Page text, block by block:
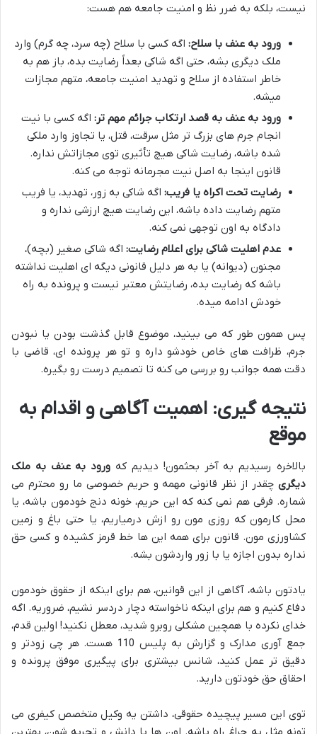
نیست، بلکه به ضرر نظ و امنیت جامعه هم هست:
ورود به عنف با سلاح: اگه کسی با سلاح (چه سرد، چه گرم) وارد
ملک دیگری بشه، حتی اگه شاکی بعداً رضایت بده، باز هم به
خاطر استفاده از سلاح و تهدید امنیت جامعه، متهم مجازات
میشه.
ورود به عنف به قصد ارتکاب جرائم مهم تر: اگه کسی با نیت
انجام جرم های بزرگ تر مثل سرقت، قتل، یا تجاوز وارد ملکی
شده باشه، رضایت شاکی هیچ تأثیری توی مجازاتش نداره.
قانون اینجا به اصل نیت مجرمانه توجه می کنه.
رضایت تحت اکراه یا فریب: اگه شاکی به زور، تهدید، یا فریب
متهم رضایت داده باشه، این رضایت هیچ ارزشی نداره و
دادگاه به اون توجهی نمی کنه.
عدم اهلیت شاکی برای اعلام رضایت: اگه شاکی صغیر (بچه)،
مجنون (دیوانه) یا به هر دلیل قانونی دیگه ای اهلیت نداشته
باشه که رضایت بده، رضایتش معتبر نیست و پرونده به راه
خودش ادامه میده.
پس همون طور که می بینید، موضوع قابل گذشت بودن یا نبودن
جرم، ظرافت های خاص خودشو داره و تو هر پرونده ای، قاضی با
دقت همه جوانب رو بررسی می کنه تا تصمیم درست رو بگیره.
نتیجه گیری: اهمیت آگاهی و اقدام به
موقع
بالاخره رسیدیم به آخر بحثمون! دیدیم که ورود به عنف به ملک
دیگری چقدر از نظر قانونی مهمه و حریم خصوصی ما رو محترم می
شماره. فرقی هم نمی کنه که این حریم، خونه دنج خودمون باشه، یا
محل کارمون که روزی مون رو ازش درمیاریم، یا حتی باغ و زمین
کشاورزی مون. قانون برای همه این ها خط قرمز کشیده و کسی حق
نداره بدون اجازه یا با زور واردشون بشه.
یادتون باشه، آگاهی از این قوانین، هم برای اینکه از حقوق خودمون
دفاع کنیم و هم برای اینکه ناخواسته دچار دردسر نشیم، ضروریه. اگه
خدای نکرده با همچین مشکلی روبرو شدید، معطل نکنید! اولین قدم،
جمع آوری مدارک و گزارش به پلیس 110 هست. هر چی زودتر و
دقیق تر عمل کنید، شانس بیشتری برای پیگیری موفق پرونده و
احقاق حق خودتون دارید.
توی این مسیر پیچیده حقوقی، داشتن یه وکیل متخصص کیفری می